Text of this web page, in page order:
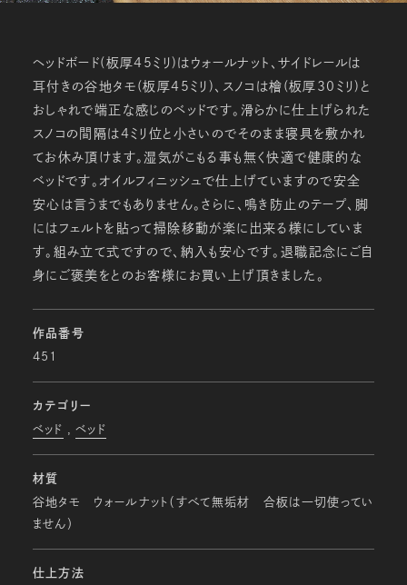
ヘッドボード(板厚45ミリ)はウォールナット、サイドレールは
耳付きの谷地タモ(板厚45ミリ)、スノコは檜(板厚30ミリ)と
おしゃれで端正な感じのベッドです。滑らかに仕上げられた
スノコの間隔は4ミリ位と小さいのでそのまま寝具を敷かれ
てお休み頂けます。湿気がこもる事も無く快適で健康的な
ベッドです。オイルフィニッシュで仕上げていますので安全
安心は言うまでもありません。さらに、鳴き防止のテープ、脚
にはフェルトを貼って掃除移動が楽に出来る様にしていま
す。組み立て式ですので、納入も安心です。退職記念にご自
身にご褒美をとのお客様にお買い上げ頂きました。
作品番号
451
カテゴリー
ベッド ベッド
材質
谷地タモ ウォールナット（すべて無垢材 合板は一切使ってい
ません）
仕上方法